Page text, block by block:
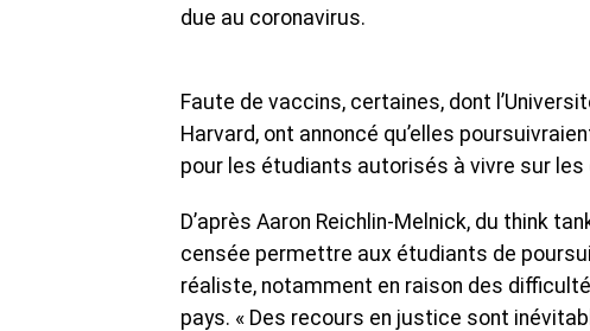
due au coronavirus.
Faute de vaccins, certaines, dont
Harvard, ont annoncé qu’elles
pour les étudiants autorisés à vivre sur les
D’après Aaron Reichlin-Melnick, du think
censée permettre aux étudiants de
réaliste, notamment en raison des
pays. « Des recours en justice sont